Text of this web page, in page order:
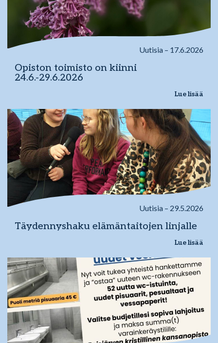
Uutisia – 17.6.2026
Opiston toimisto on kiinni
24.6.-29.6.2026
Lue lisää
Uutisia – 29.5.2026
Täydennyshaku elämäntaitojen linjalle
Lue lisää